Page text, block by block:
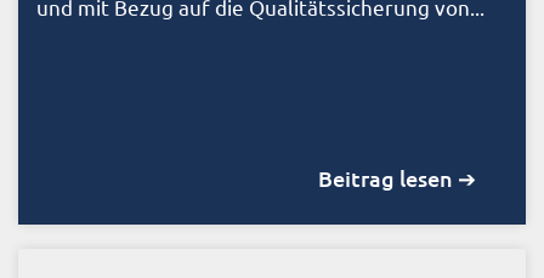
und mit Bezug auf die Qualitätssicherung von...
Beitrag lesen ➔